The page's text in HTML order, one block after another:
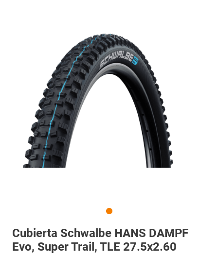
Cubierta Schwalbe HANS DAMPF
Evo, Super Trail, TLE 27.5x2.60